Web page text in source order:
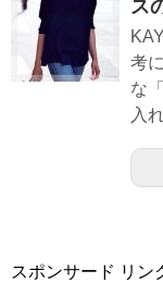
ス
考
な
入
スポンサード リン